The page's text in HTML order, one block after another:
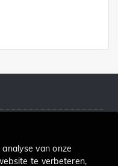
van onze
te verbeteren,